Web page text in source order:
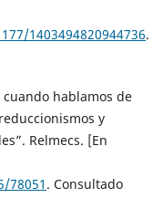
1403494820944736.
cuando hablamos de
y
Relmecs. [En
78051 . Consultado